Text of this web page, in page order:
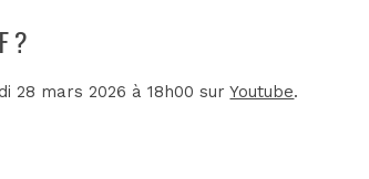
?
28 mars 2026 à 18h00 surYoutube.